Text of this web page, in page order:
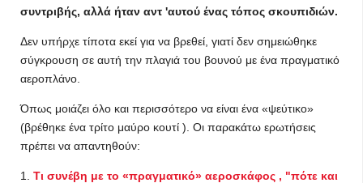
συντριβής, αλλά ήταν αντ 'αυτού ένας τόπος σκουπιδιών.
Δεν υπήρχε τίποτα εκεί για να βρεθεί, γιατί δεν σημειώθηκε
σύγκρουση σε αυτή την πλαγιά του βουνού με ένα πραγματικό
αεροπλάνο.
Όπως μοιάζει όλο και περισσότερο να είναι ένα «ψεύτικο»
(βρέθηκε ένα τρίτο μαύρο κουτί ). Οι παρακάτω ερωτήσεις
πρέπει να απαντηθούν:
1. Τι συνέβη με το «πραγματικό» αεροσκάφος , "πότε και